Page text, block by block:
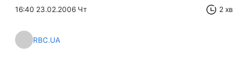
16:40 23.02.2006 Чт 2 хв
RBC.UA